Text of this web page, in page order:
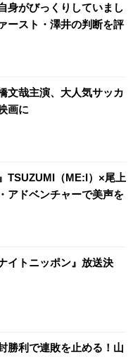
身がびっくりしていまし
ースト・澤井の判断を評
文哉主演、大人気サッカ
画に
TSUZUMI（ME:I）×尾上
アドベンチャーで美声を
イトニッポン』放送決
勝利で連敗を止める！山